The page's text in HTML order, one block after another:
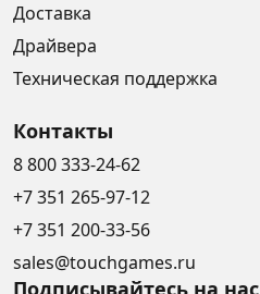
Доставка
Драйвера
Техническая поддержка
Контакты
8 800 333-24-62
+7 351 265-97-12
+7 351 200-33-56
sales@touchgames.ru
Подписывайтесь на нас